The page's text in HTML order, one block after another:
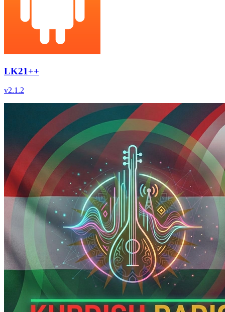
LK21++
v2.1.2